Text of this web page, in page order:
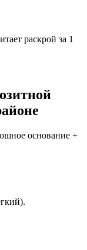
раскрой за 1
основание +